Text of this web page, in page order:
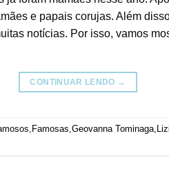
e papais corujas. Além
notícias. Por isso, vamos
CONTINUAR LENDO →
, Famosas,Geovanna Tominaga,